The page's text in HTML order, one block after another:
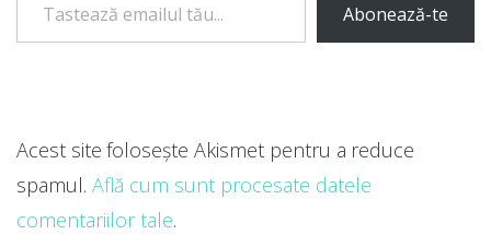
Abonează-te
Acest site folosește Akismet pentru a reduce
spamul. Află cum sunt procesate datele
comentariilor tale.